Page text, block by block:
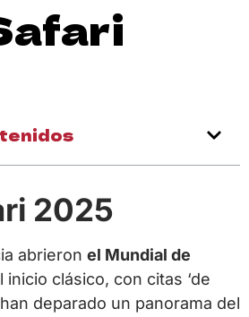
2025
abrieron el Mundial de
inicio clásico, con citas ‘de
deparado un panorama del